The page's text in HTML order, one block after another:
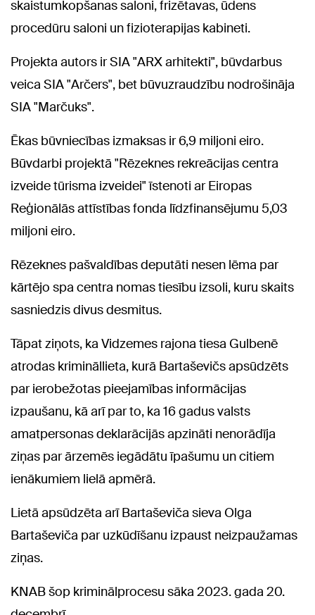
skaistumkopšanas saloni, frizētavas, ūdens
procedūru saloni un fizioterapijas kabineti.
Projekta autors ir SIA "ARX arhitekti", būvdarbus
veica SIA "Arčers", bet būvuzraudzību nodrošināja
SIA "Marčuks".
Ēkas būvniecības izmaksas ir 6,9 miljoni eiro.
Būvdarbi projektā "Rēzeknes rekreācijas centra
izveide tūrisma izveidei" īstenoti ar Eiropas
Reģionālās attīstības fonda līdzfinansējumu 5,03
miljoni eiro.
Rēzeknes pašvaldības deputāti nesen lēma par
kārtējo spa centra nomas tiesību izsoli, kuru skaits
sasniedzis divus desmitus.
Tāpat ziņots, ka Vidzemes rajona tiesa Gulbenē
atrodas krimināllieta, kurā Bartaševičs apsūdzēts
par ierobežotas pieejamības informācijas
izpaušanu, kā arī par to, ka 16 gadus valsts
amatpersonas deklarācijās apzināti nenorādīja
ziņas par ārzemēs iegādātu īpašumu un citiem
ienākumiem lielā apmērā.
Lietā apsūdzēta arī Bartaševiča sieva Olga
Bartaševiča par uzkūdīšanu izpaust neizpaužamas
ziņas.
KNAB šop kriminālprocesu sāka 2023. gada 20.